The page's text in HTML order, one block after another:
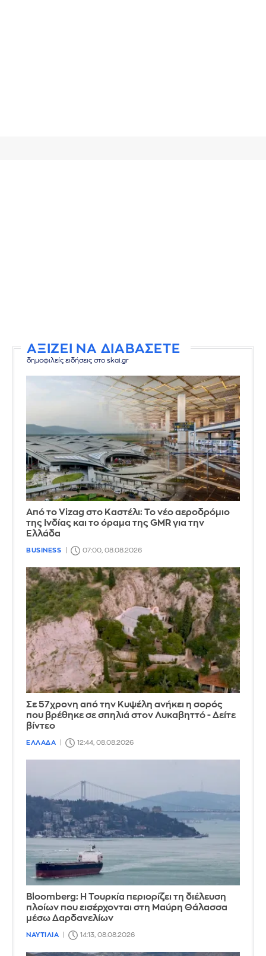
ΑΞΙΖΕΙ ΝΑ ΔΙΑΒΑΣΕΤΕ
δημοφιλείς ειδήσεις στο skai.gr
Από το Vizag στο Καστέλι: Το νέο αεροδρόμιο
της Ινδίας και το όραμα της GMR για την
Ελλάδα
BUSINESS 07:00, 08.08.2026
Σε 57χρονη από την Κυψέλη ανήκει η σορός
που βρέθηκε σε σπηλιά στον Λυκαβηττό - Δείτε
βίντεο
ΕΛΛΑΔΑ 12:44, 08.08.2026
Bloomberg: Η Τουρκία περιορίζει τη διέλευση
πλοίων που εισέρχονται στη Μαύρη Θάλασσα
μέσω Δαρδανελίων
ΝΑΥΤΙΛΙΑ 14:13, 08.08.2026